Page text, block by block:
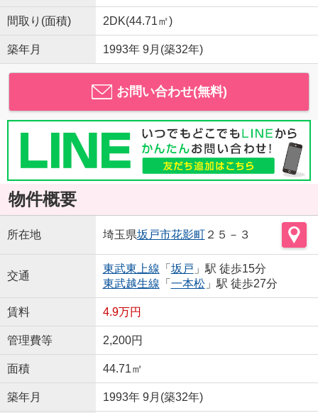
間取り(面積) 2DK(44.71㎡)
築年月 1993年 9月(築32年)
お問い合わせ(無料)
物件概要
所在地 埼玉県坂戸市花影町２５－３
交通
東武東上線 「 坂戸 」駅 徒歩15分
東武越生線 「 一本松」駅 徒歩27分
賃料 4.9万円
管理費等 2,200円
面積 44.71㎡
築年月 1993年 9月(築32年)